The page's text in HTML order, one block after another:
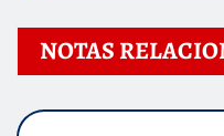
NOTAS